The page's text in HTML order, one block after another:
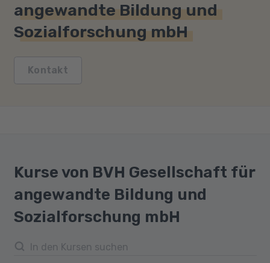
angewandte Bildung und
Sozialforschung mbH
Kontakt
Kurse von BVH Gesellschaft für
angewandte Bildung und
Sozialforschung mbH